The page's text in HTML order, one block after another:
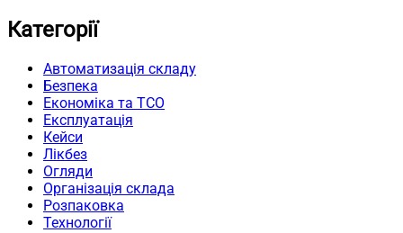
Категорії
Автоматизація складу
Безпека
Економіка та TCO
Експлуатація
Кейси
Лікбез
Огляди
Організація склада
Розпаковка
Технології